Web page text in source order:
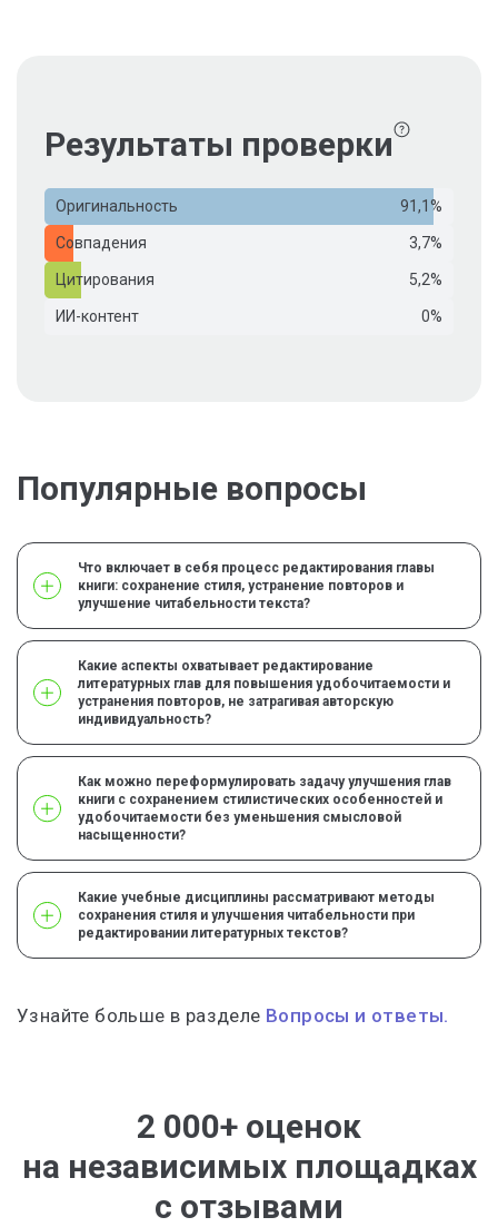
Результаты проверки
Оригинальность 91,1%
Совпадения 3,7%
Цитирования 5,2%
ИИ-контент 0%
Популярные вопросы
Что включает в себя процесс редактирования главы
книги: сохранение стиля, устранение повторов и
улучшение читабельности текста?
Какие аспекты охватывает редактирование
литературных глав для повышения удобочитаемости и
устранения повторов, не затрагивая авторскую
индивидуальность?
Как можно переформулировать задачу улучшения глав
книги с сохранением стилистических особенностей и
удобочитаемости без уменьшения смысловой
насыщенности?
Какие учебные дисциплины рассматривают методы
сохранения стиля и улучшения читабельности при
редактировании литературных текстов?
Узнайте больше в разделе Вопросы и ответы.
2 000+ оценок
на независимых площадках
с отзывами